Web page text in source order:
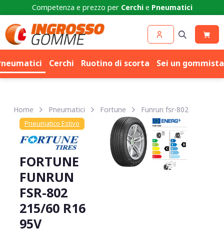
Competenza e prezzo per Cerchie Pneumatici
Cerchi Ruotino di scorta Sei un
Home Pneumatici Fortune Funrun fsr-802
Pneumatico Estivo
FORTUNE
FUNRUN
FSR-802
215/60 R16
95V